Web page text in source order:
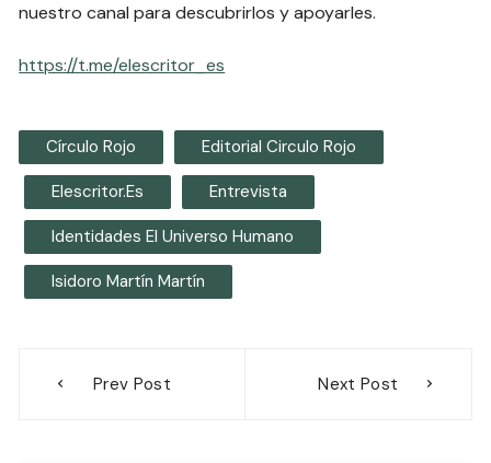
nuestro canal para descubrirlos y apoyarles.
https://t.me/elescritor_es
Círculo Rojo Editorial Circulo Rojo
Elescritor.es Entrevista
Identidades El Universo Humano
Isidoro Martín Martín
Prev Post Next Post